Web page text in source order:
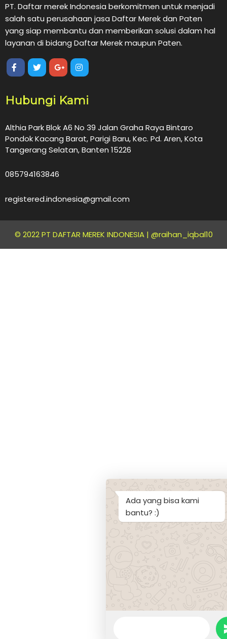
PT. Daftar merek Indonesia berkomitmen untuk menjadi
salah satu perusahaan jasa Daftar Merek dan Paten
yang siap membantu dan memberikan solusi dalam hal
layanan di bidang Daftar Merek maupun Paten.
Hubungi Kami
Althia Park Blok A6 No 39 Jalan Graha Raya Bintaro
Pondok Kacang Barat, Parigi Baru, Kec. Pd. Aren, Kota
Tangerang Selatan, Banten 15226
085794163846
registered.indonesia@gmail.com
© 2022 PT DAFTAR MEREK INDONESIA | @raihan_iqbal10
Ada yang bisa kami
bantu? :)